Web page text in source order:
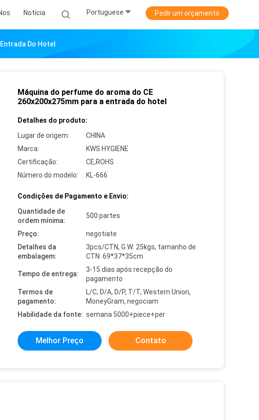
Notícia Portuguese Pedir um orçamento
Do Hotel
Máquina do perfume do aroma do CE
260x200x275mm para a entrada do hotel
Detalhes do produto:
Lugar de origem:
CHINA
Marca:
KWS HYGIENE
Certificação:
CE,ROHS
Número do modelo:
KL-666
Condições de Pagamento e Envio:
Quantidade de
ordem mínima:
500 partes
Preço:
negotiate
Detalhes da
embalagem:
3pcs/CTN, G.W: 25kgs, tamanho de
CTN: 69*37*35cm
Tempo de entrega:
3-15 dias após recepção do
pagamento
Termos de
pagamento:
L/C, D/A, D/P, T/T, Western Union,
MoneyGram, negociam
Habilidade da fonte: semana 5000+piece+per
Melhor Preço Contato